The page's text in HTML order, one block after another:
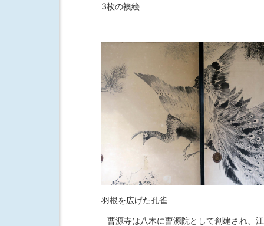
3枚の襖絵
羽根を広げた孔雀
曹源寺は八木に曹源院として創建され、